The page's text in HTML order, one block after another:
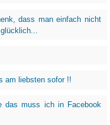
dass man einfach nicht
am liebsten sofor !!
das muss ich in Facebook